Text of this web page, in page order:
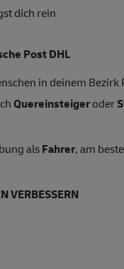
dich rein
Post DHL
in deinem
Quereinsteigeroder
alsFahrer, am
VERBESSERN